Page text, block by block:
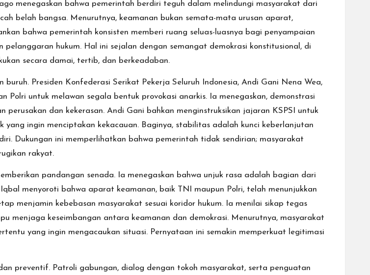
menegaskan bahwa pemerintah berdiri teguh dalam melindungi masyarakat dari
belah bangsa. Menurutnya, keamanan bukan semata-mata urusan aparat,
bahwa pemerintah konsisten memberi ruang seluas-luasnya bagi penyampaian
hukum. Hal ini sejalan dengan semangat demokrasi konstitusional, di
secara damai, tertib, dan berkeadaban.
Presiden Konfederasi Serikat Pekerja Seluruh Indonesia, Andi Gani Nena Wea,
untuk melawan segala bentuk provokasi anarkis. Ia menegaskan, demonstrasi
dan kekerasan. Andi Gani bahkan menginstruksikan jajaran KSPSI untuk
ingin menciptakan kekacauan. Baginya, stabilitas adalah kunci keberlanjutan
Dukungan ini memperlihatkan bahwa pemerintah tidak sendirian; masyarakat
rakyat.
pandangan senada. Ia menegaskan bahwa unjuk rasa adalah bagian dari
menyoroti bahwa aparat keamanan, baik TNI maupun Polri, telah menunjukkan
menjamin kebebasan masyarakat sesuai koridor hukum. Ia menilai sikap tegas
menjaga keseimbangan antara keamanan dan demokrasi. Menurutnya, masyarakat
yang ingin mengacaukan situasi. Pernyataan ini semakin memperkuat legitimasi
preventif. Patroli gabungan, dialog dengan tokoh masyarakat, serta penguatan